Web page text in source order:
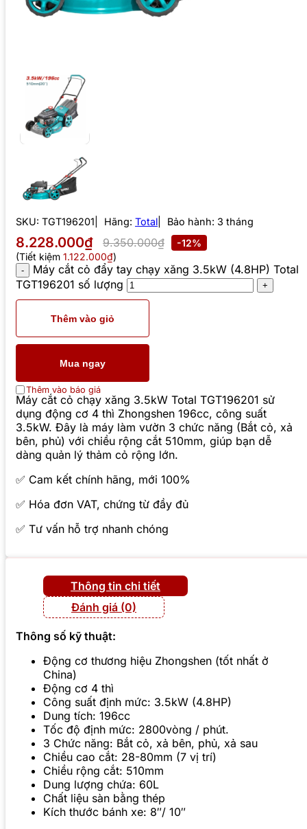
SKU: TGT196201 Hãng: Total Bảo hành: 3 tháng
8.228.000₫ 9.350.000₫
-12%
(Tiết kiệm 1.122.000₫)
Máy cắt cỏ đẩy tay chạy xăng 3.5kW (4.8HP) Total
TGT196201 số lượng
Thêm vào giỏ
Mua ngay
Thêm vào báo giá
Máy cắt cỏ chạy xăng 3.5kW Total TGT196201 sử
dụng động cơ 4 thì Zhongshen 196cc, công suất
3.5kW. Đây là máy làm vườn 3 chức năng (Bắt cỏ, xả
bên, phủ) với chiều rộng cắt 510mm, giúp bạn dễ
dàng quản lý thảm cỏ rộng lớn.
✅ Cam kết chính hãng, mới 100%
✅ Hóa đơn VAT, chứng từ đầy đủ
✅ Tư vấn hỗ trợ nhanh chóng
Thông tin chi tiết
Đánh giá (0)
Thông số kỹ thuật:
Động cơ thương hiệu Zhongshen (tốt nhất ở
China)
Động cơ 4 thì
Công suất định mức: 3.5kW (4.8HP)
Dung tích: 196cc
Tốc độ định mức: 2800vòng / phút.
3 Chức năng: Bắt cỏ, xả bên, phủ, xả sau
Chiều cao cắt: 28-80mm (7 vị trí)
Chiều rộng cắt: 510mm
Dung lượng chứa: 60L
Chất liệu sàn bằng thép
Kích thước bánh xe: 8″/ 10″